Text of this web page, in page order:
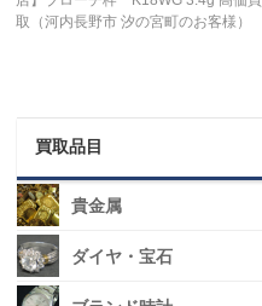
取（河内長野市 汐の宮町のお客様）
買取品目
貴金属
ダイヤ・宝石